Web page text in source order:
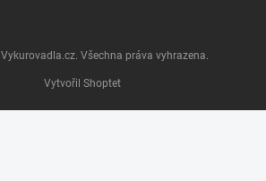
Vytvořil Shoptet
Vykurovadla.cz. Všechna práva vyhrazena.